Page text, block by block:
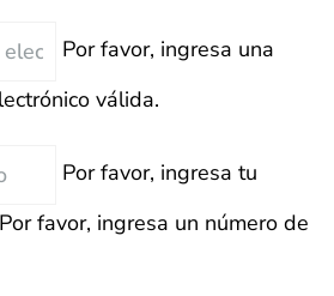
Por favor, ingresa una
válida.
Por favor, ingresa tu
Por favor, ingresa un número de